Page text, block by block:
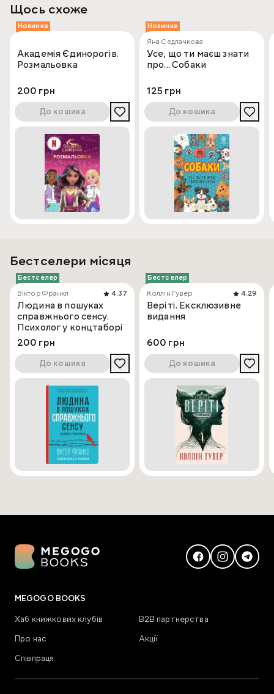
Щось схоже
Новинка
Академія Єдинорогів.
Розмальовка
200 грн
До кошика
Новинка
Яна Седлачкова
Усе, що ти маєш знати
про... Собаки
125 грн
До кошика
Бестселери місяця
Бестселер
Віктор Франкл
4.37
Людина в пошуках
справжнього сенсу.
Психолог у концтаборі
200 грн
До кошика
Бестселер
Коллін Гувер
4.29
Веріті. Ексклюзивне
видання
600 грн
До кошика
MEGOGO BOOKS
Хаб книжкових клубів
В2В партнерства
Про нас
Акції
Співпраця